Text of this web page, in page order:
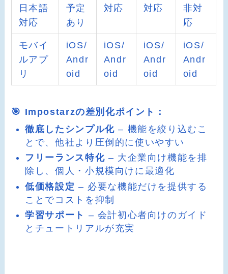
日本語
対応
予定
あり
対応 対応
非対
応
モバイ
ルアプ
リ
iOS/
Andr
oid
iOS/
Andr
oid
iOS/
Andr
oid
iOS/
Andr
oid
🎯 Impostarzの差別化ポイント：
徹底したシンプル化 – 機能を絞り込むこ
とで、他社より圧倒的に使いやすい
フリーランス特化 – 大企業向け機能を排
除し、個人・小規模向けに最適化
低価格設定 – 必要な機能だけを提供する
ことでコストを抑制
学習サポート – 会計初心者向けのガイド
とチュートリアルが充実